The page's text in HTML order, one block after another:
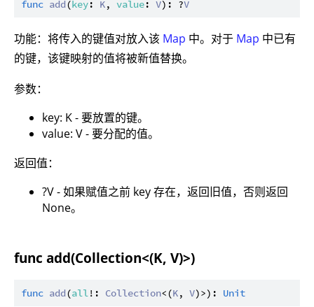
func add(key: K, value: V): ?V
功能：将传入的键值对放入该 Map 中。对于 Map 中已有
的键，该键映射的值将被新值替换。
参数：
key: K - 要放置的键。
value: V - 要分配的值。
返回值：
?V - 如果赋值之前 key 存在，返回旧值，否则返回
None。
func add(Collection<(K, V)>)
func add(all!: Collection<(K, V)>): Unit